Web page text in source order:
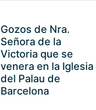
Gozos de Nra.
Señora de la
Victoria que se
venera en la Iglesia
del Palau de
Barcelona